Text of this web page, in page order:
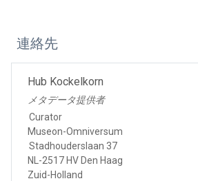
連絡先
Hub Kockelkorn
メタデータ提供者
Curator
Museon-Omniversum
Stadhouderslaan 37
NL-2517 HV Den Haag
Zuid-Holland